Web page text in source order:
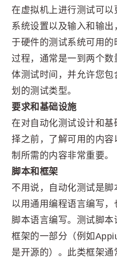
在虚拟机上进行测试可
系统设置以及输入和输
于硬件的测试系统可用
过程，通常是一到两个
体测试时间，并允许您
划的测试类型。
要求和基础设施
在对自动化测试设计和
择之前，了解可用的内
制所需的内容非常重要。
脚本和框架
不用说，自动化测试是脚
以用通用编程语言编写
脚本语言编写。测试脚
框架的一部分（例如
是开源的）。此类框架